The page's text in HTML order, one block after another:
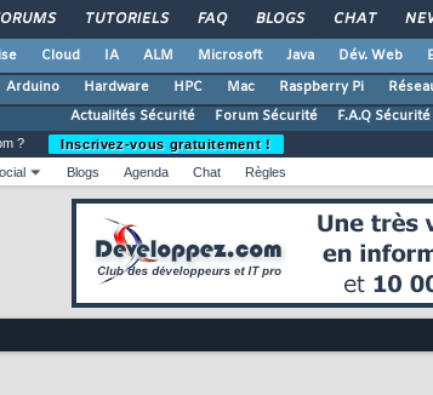
TUTORIELS FAQ BLOGS CHAT
Cloud IA ALM Microsoft Java Dév. Web
Arduino Hardware HPC Mac Raspberry Pi
Actualités Sécurité
Forum Sécurité F.A.Q Sécurité
?
Inscrivez-vous gratuitement !
Blogs Agenda Chat Règles